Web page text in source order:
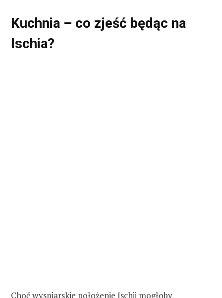
Kuchnia – co zjeść będąc na
Ischia?
Choć wyspiarskie położenie Ischii mogłoby